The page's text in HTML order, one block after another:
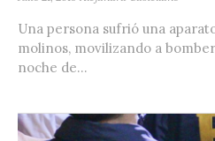
Una persona sufrió una
molinos, movilizando a
noche de...